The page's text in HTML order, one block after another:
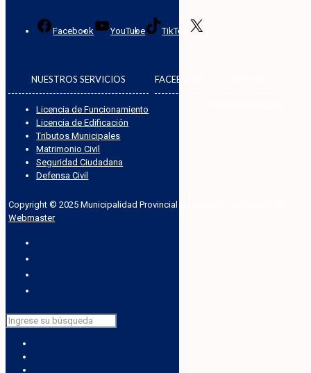
Facebook YouTube TikTok
NUESTROS SERVICIOS
Licencia de Funcionamiento
Licencia de Edificación
Tributos Municipales
Matrimonio Civil
Seguridad Ciudadana
Defensa Civil
FACEBOOK
Copyright © 2025 Municipalidad Provincial de Santiago de Chuco |
Webmaster